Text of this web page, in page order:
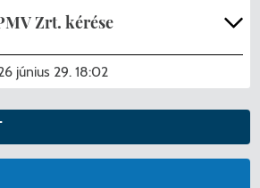
Zrt. kérése
fokú-vízkorlátozás-
június 29. 18:02